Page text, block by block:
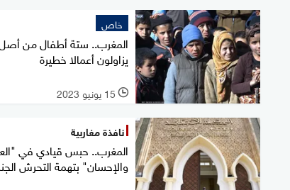
خاص
المغرب.. ستة أطفال من
يزاولون أعمالا خطيرة
l 15 يونيو 2023
نافذة مغاربية
المغرب.. حبس قيادي في
والإحسان" بتهمة التحرش